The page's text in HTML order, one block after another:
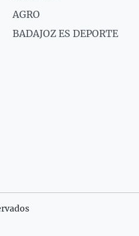
AGRO
BADAJOZ ES DEPORTE